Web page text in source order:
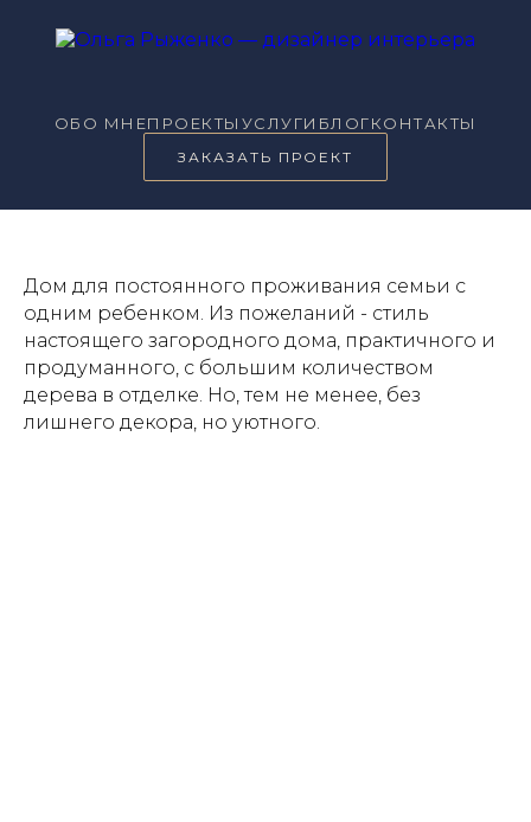
ОБО МНЕПРОЕКТЫ УСЛУГИ БЛОГКОНТАКТЫ
ЗАКАЗАТЬ ПРОЕКТ
Дом для постоянного проживания семьи с
одним ребенком. Из пожеланий - стиль
настоящего загородного дома, практичного и
продуманного, с большим количеством
дерева в отделке. Но, тем не менее, без
лишнего декора, но уютного.